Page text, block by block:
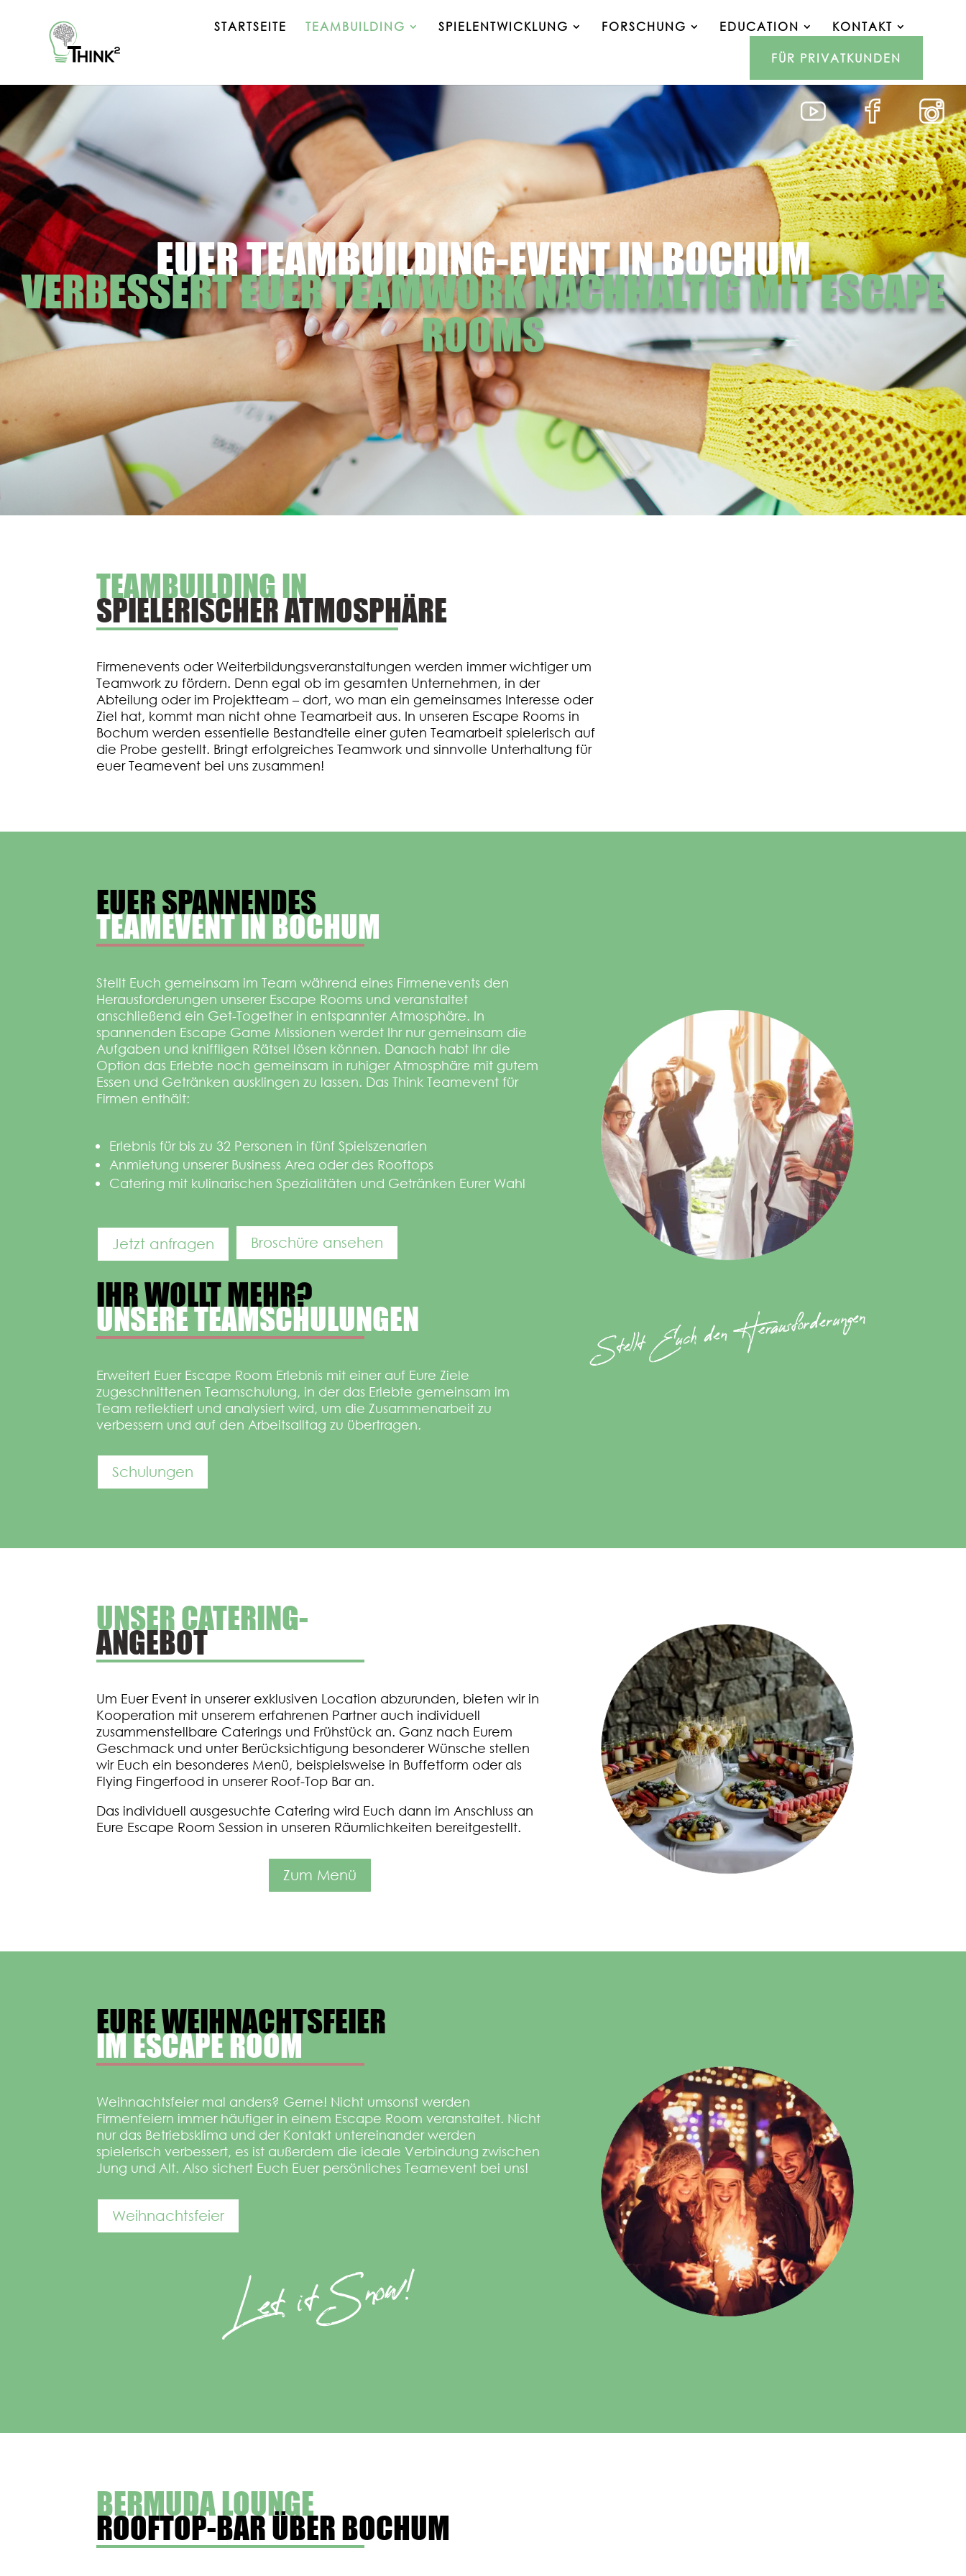
STARTSEITE TEAMBUILDING SPIELENTWICKLUNG FORSCHUNG EDUCATION KONTAKT
FÜR PRIVATKUNDEN
EUER TEAMBUILDING-EVENT IN BOCHUM
VERBESSERT EUER TEAMWORK NACHHALTIG MIT ESCAPE
ROOMS
TEAMBUILDING IN
SPIELERISCHER ATMOSPHÄRE
Firmenevents oder Weiterbildungsveranstaltungen werden immer wichtiger um
Teamwork zu fördern. Denn egal ob im gesamten Unternehmen, in der
Abteilung oder im Projektteam – dort, wo man ein gemeinsames Interesse oder
Ziel hat, kommt man nicht ohne Teamarbeit aus. In unseren Escape Rooms in
Bochum werden essentielle Bestandteile einer guten Teamarbeit spielerisch auf
die Probe gestellt. Bringt erfolgreiches Teamwork und sinnvolle Unterhaltung für
euer Teamevent bei uns zusammen!
EUER SPANNENDES
TEAMEVENT IN BOCHUM
Stellt Euch gemeinsam im Team während eines Firmenevents den
Herausforderungen unserer Escape Rooms und veranstaltet
anschließend ein Get-Together in entspannter Atmosphäre. In
spannenden Escape Game Missionen werdet Ihr nur gemeinsam die
Aufgaben und kniffligen Rätsel lösen können. Danach habt Ihr die
Option das Erlebte noch gemeinsam in ruhiger Atmosphäre mit gutem
Essen und Getränken ausklingen zu lassen. Das Think Teamevent für
Firmen enthält:
Erlebnis für bis zu 32 Personen in fünf Spielszenarien
Anmietung unserer Business Area oder des Rooftops
Catering mit kulinarischen Spezialitäten und Getränken Eurer Wahl
Jetzt anfragen Broschüre ansehen
IHR WOLLT MEHR?
UNSERE TEAMSCHULUNGEN
Erweitert Euer Escape Room Erlebnis mit einer auf Eure Ziele
zugeschnittenen Teamschulung, in der das Erlebte gemeinsam im
Team reflektiert und analysiert wird, um die Zusammenarbeit zu
verbessern und auf den Arbeitsalltag zu übertragen.
Schulungen
UNSER CATERING-
ANGEBOT
Um Euer Event in unserer exklusiven Location abzurunden, bieten wir in
Kooperation mit unserem erfahrenen Partner auch individuell
zusammenstellbare Caterings und Frühstück an. Ganz nach Eurem
Geschmack und unter Berücksichtigung besonderer Wünsche stellen
wir Euch ein besonderes Menü, beispielsweise in Buffetform oder als
Flying Fingerfood in unserer Roof-Top Bar an.
Das individuell ausgesuchte Catering wird Euch dann im Anschluss an
Eure Escape Room Session in unseren Räumlichkeiten bereitgestellt.
Zum Menü
EURE WEIHNACHTSFEIER
IM ESCAPE ROOM
Weihnachtsfeier mal anders? Gerne! Nicht umsonst werden
Firmenfeiern immer häufiger in einem Escape Room veranstaltet. Nicht
nur das Betriebsklima und der Kontakt untereinander werden
spielerisch verbessert, es ist außerdem die ideale Verbindung zwischen
Jung und Alt. Also sichert Euch Euer persönliches Teamevent bei uns!
Weihnachtsfeier
BERMUDA LOUNGE
ROOFTOP-BAR ÜBER BOCHUM